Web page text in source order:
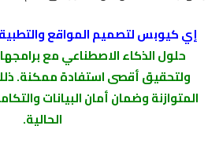
إي كيوبس لتصميم المواقع
حلول الذكاء الاصطناعي مع
ولتحقيق أقصى استفادة ممكنة.
المتوازنة وضمان أمان البيانات
الحالية.